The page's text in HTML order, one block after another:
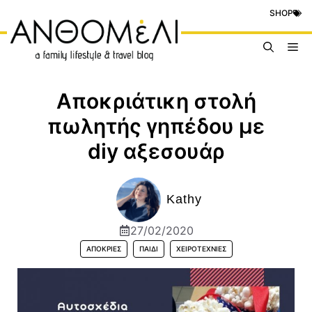
περιεχόμενο
SHOP
Αποκριάτικη στολή
πωλητής γηπέδου με
diy αξεσουάρ
Kathy
27/02/2020
ΑΠΌΚΡΙΕΣ ΠΑΙΔΊ ΧΕΙΡΟΤΕΧΝΊΕΣ